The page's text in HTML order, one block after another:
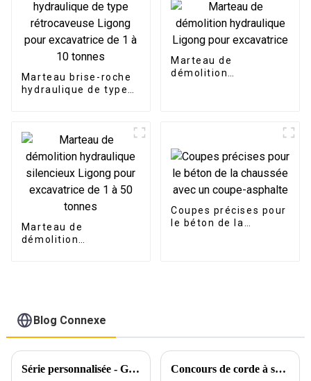
Marteau brise-roche
hydraulique de type
Marteau de
démolition
Marteau de
démolition
Coupes précises pour
le béton de la
Blog Connexe
Série personnalisée - Godet à roche 30T avec pouce hydraulique Concours de corde à sauter d'hiver de Ligong 2023